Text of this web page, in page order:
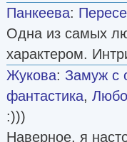
Панкеева:
Одна из самых
характером.
Жукова: Замуж с
фантастика,
:)))
Наверное, я